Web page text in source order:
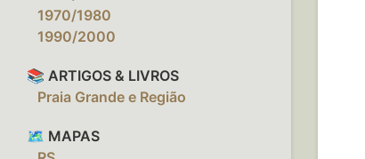
‎ ‎ ‎ 1970/1980
‎ ‎ ‎ 1990/2000
📚 ARTIGOS & LIVROS
‎ ‎ ‎ Praia Grande e Região
🗺️ MAPAS